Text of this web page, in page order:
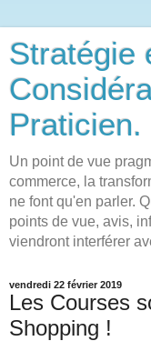
Stratégie
Praticien.
Un point de vue
commerce, la
ne font qu'en parler.
points de vue, avis,
viendront interférer
vendredi 22 février 2019
Les Courses
Shopping !